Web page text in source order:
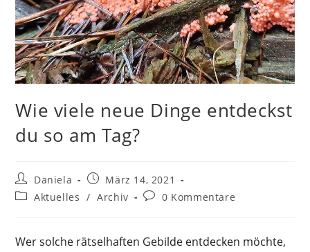
Wie viele neue Dinge entdeckst
du so am Tag?
Beitrags-
Autor:
Daniela
Beitrag
veröffentlicht:
März 14, 2021
Beitrags-
Aktuelles / Archiv
Beitrags-
0 Kommentare
Wer solche rätselhaften Gebilde entdecken möchte,